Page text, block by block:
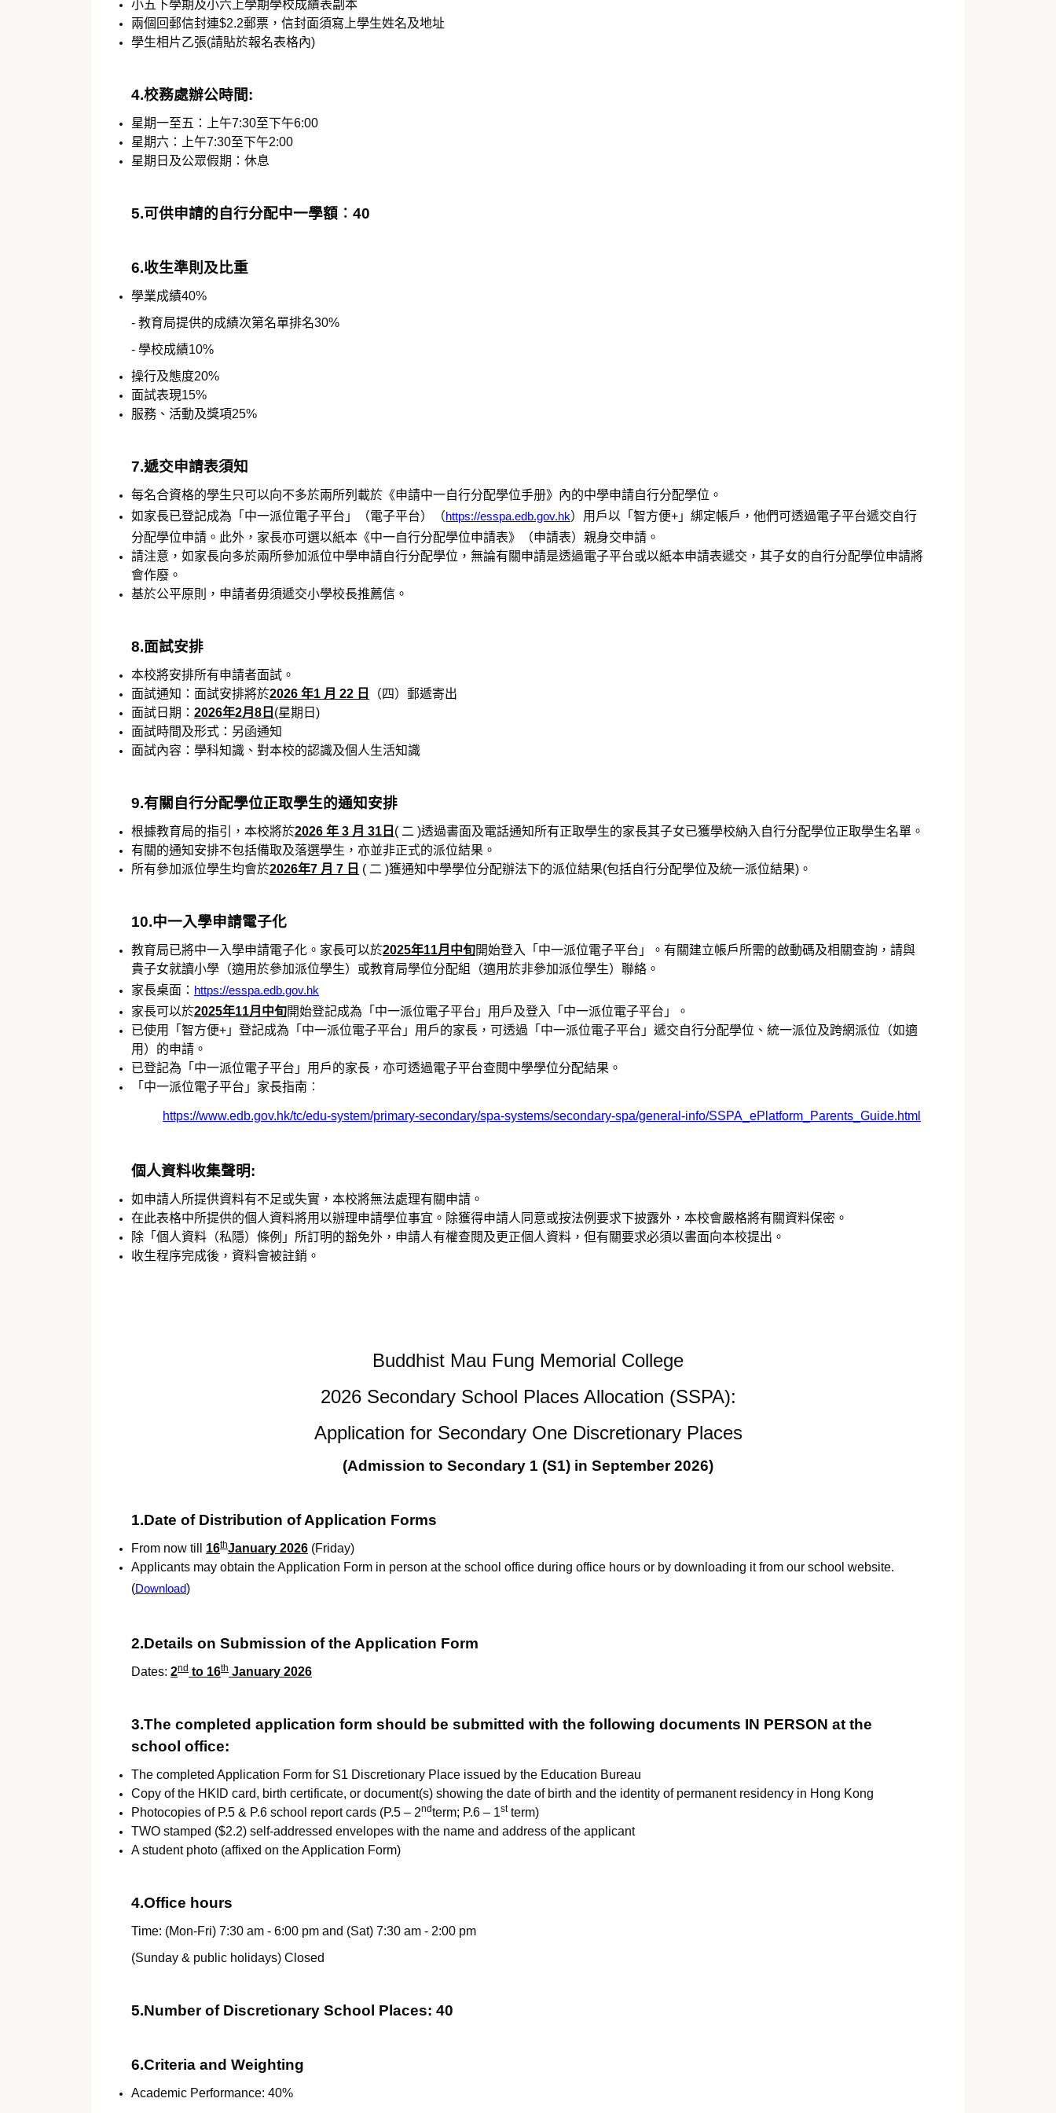
小五下學期及小六上學期學校成績表副本
兩個回郵信封連$2.2郵票，信封面須寫上學生姓名及地址
學生相片乙張(請貼於報名表格內)
4.校務處辦公時間:
星期一至五：上午7:30至下午6:00
星期六：上午7:30至下午2:00
星期日及公眾假期：休息
5.可供申請的自行分配中一學額︰40
6.收生準則及比重
學業成績40%
- 教育局提供的成績次第名單排名30%
- 學校成績10%
操行及態度20%
面試表現15%
服務、活動及獎項25%
7.遞交申請表須知
每名合資格的學生只可以向不多於兩所列載於《申請中一自行分配學位手册》內的中學申請自行分配學位。
如家長已登記成為「中一派位電子平台」（電子平台）（https://esspa.edb.gov.hk）用戶以「智方便+」綁定帳戶，他們可透過電子平台遞交自行
分配學位申請。此外，家長亦可選以紙本《中一自行分配學位申請表》（申請表）親身交申請。
請注意，如家長向多於兩所參加派位中學申請自行分配學位，無論有關申請是透過電子平台或以紙本申請表遞交，其子女的自行分配學位申請將
會作廢。
基於公平原則，申請者毋須遞交小學校長推薦信。
8.面試安排
本校將安排所有申請者面試。
面試通知：面試安排將於2026 年1 月 22 日
（四）郵遞寄出
面試日期： 2026年2月8日 (星期日)
面試時間及形式：另函通知
面試內容：學科知識、對本校的認識及個人生活知識
9.有關自行分配學位正取學生的通知安排
根據教育局的指引，本校將於2026 年 3 月 31日 ( 二 )透過書面及電話通知所有正取學生的家長其子女已獲學校納入自行分配學位正取學生名單。
有關的通知安排不包括備取及落選學生，亦並非正式的派位結果。
所有參加派位學生均會於2026年7 月 7 日 ( 二 )獲通知中學學位分配辦法下的派位結果(包括自行分配學位及統一派位結果)。
10.中一入學申請電子化
教育局已將中一入學申請電子化。家長可以於2025年11月中旬開始登入「中一派位電子平台」。有關建立帳戶所需的啟動碼及相關查詢，請與
貴子女就讀小學（適用於參加派位學生）或教育局學位分配組（適用於非參加派位學生）聯絡。
家長桌面： https://esspa.edb.gov.hk
家長可以於2025年11月中旬開始登記成為「中一派位電子平台」用戶及登入「中一派位電子平台」。
已使用「智方便+」登記成為「中一派位電子平台」用戶的家長，可透過「中一派位電子平台」遞交自行分配學位、統一派位及跨網派位（如適
用）的申請。
已登記為「中一派位電子平台」用戶的家長，亦可透過電子平台查閱中學學位分配結果。
「中一派位電子平台」家長指南︰
https://www.edb.gov.hk/tc/edu-system/primary-secondary/spa-systems/secondary-spa/general-info/SSPA_ePlatform_Parents_Guide.html
個人資料收集聲明:
如申請人所提供資料有不足或失實，本校將無法處理有關申請。
在此表格中所提供的個人資料將用以辦理申請學位事宜。除獲得申請人同意或按法例要求下披露外，本校會嚴格將有關資料保密。
除「個人資料（私隱）條例」所訂明的豁免外，申請人有權查閱及更正個人資料，但有關要求必須以書面向本校提出。
收生程序完成後，資料會被註銷。
Buddhist Mau Fung Memorial College
2026 Secondary School Places Allocation (SSPA):
Application for Secondary One Discretionary Places
(Admission to Secondary 1 (S1) in September 2026)
1.Date of Distribution of Application Forms
From now till 16thJanuary 2026 (Friday)
Applicants may obtain the Application Form in person at the school office during office hours or by downloading it from our school website.
(Download)
2.Details on Submission of the Application Form
Dates: 2nd to 16th January 2026
3.The completed application form should be submitted with the following documents IN PERSON at the
school office:
The completed Application Form for S1 Discretionary Place issued by the Education Bureau
Copy of the HKID card, birth certificate, or document(s) showing the date of birth and the identity of permanent residency in Hong Kong
Photocopies of P.5 & P.6 school report cards (P.5 – 2ndterm; P.6 – 1stterm)
TWO stamped ($2.2) self-addressed envelopes with the name and address of the applicant
A student photo (affixed on the Application Form)
4.Office hours
Time: (Mon-Fri) 7:30 am - 6:00 pm and (Sat) 7:30 am - 2:00 pm
(Sunday & public holidays) Closed
5.Number of Discretionary School Places: 40
6.Criteria and Weighting
Academic Performance: 40%